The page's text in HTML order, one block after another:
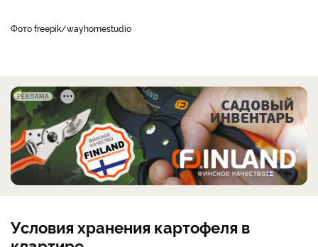
фото freepik/wayhomestudio
РЕКЛАМА
Условия хранения картофеля в